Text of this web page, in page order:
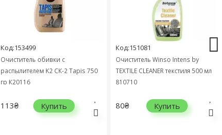
Код:153499
Очиститель обивки с
распылителем K2 СК-2 Tapis 750
гр К20116
113₴ Купить
Код:151081
Очиститель Winso Intens by
TEXTILE CLEANER текстиля 500 мл
810710
80₴ Купить